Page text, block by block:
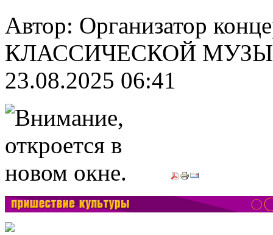
Автор: Организатор
КЛАССИЧЕСКОЙ
23.08.2025 06:41